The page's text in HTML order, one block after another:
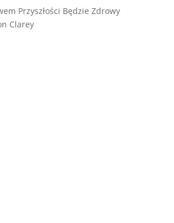
Przyszłości Będzie Zdrowy
Clarey